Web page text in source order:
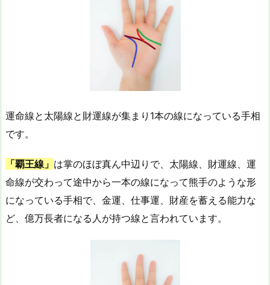
運命線と太陽線と財運線が集まり1本の線になっている手相
です。
「覇王線」 は掌のほぼ真ん中辺りで、太陽線、財運線、運
命線が交わって途中から一本の線になって熊手のような形
になっている手相で、金運、仕事運、財産を蓄える能力な
ど、億万長者になる人が持つ線と言われています。